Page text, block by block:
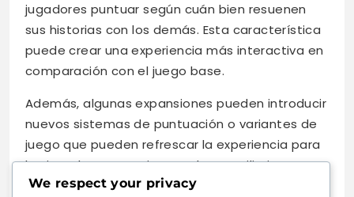
jugadores puntuar según cuán bien resuenen
sus historias con los demás. Esta característica
puede crear una experiencia más interactiva en
comparación con el juego base.
Además, algunas expansiones pueden introducir
nuevos sistemas de puntuación o variantes de
juego que pueden refrescar la experiencia para
los jugadores experimentados. Familiarizarse
con estas características únicas puede
We respect your privacy